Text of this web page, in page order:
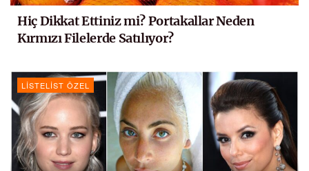
Hiç Dikkat Ettiniz mi? Portakallar Neden
Kırmızı Filelerde Satılıyor?
LISTELIST ÖZEL